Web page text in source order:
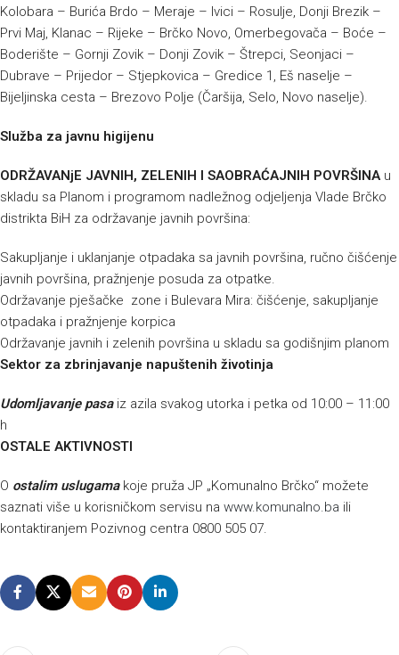
Kolobara – Burića Brdo – Meraje – Ivici – Rosulje, Donji Brezik –
Prvi Maj, Klanac – Rijeke – Brčko Novo, Omerbegovača – Boće –
Boderište – Gornji Zovik – Donji Zovik – Štrepci, Seonjaci –
Dubrave – Prijedor – Stjepkovica – Gredice 1, Eš naselje –
Bijeljinska cesta – Brezovo Polje (Čaršija, Selo, Novo naselje).
Služba za javnu higijenu
ODRŽAVANjE JAVNIH, ZELENIH I SAOBRAĆAJNIH POVRŠINAu
skladu sa Planom i programom nadležnog odjeljenja Vlade Brčko
distrikta BiH za održavanje javnih površina:
Sakupljanje i uklanjanje otpadaka sa javnih površina, ručno čišćenje
javnih površina, pražnjenje posuda za otpatke.
Održavanje pješačke zone i Bulevara Mira: čišćenje, sakupljanje
otpadaka i pražnjenje korpica
Održavanje javnih i zelenih površina u skladu sa godišnjim planom
Sektor za zbrinjavanje napuštenih životinja
Udomljavanje pasaiz azila svakog utorka i petka od 10:00 – 11:00
h
OSTALE AKTIVNOSTI
O ostalim uslugamakoje pruža JP „Komunalno Brčko“ možete
saznati više u korisničkom servisu na www.komunalno.ba ili
kontaktiranjem Pozivnog centra 0800 505 07.